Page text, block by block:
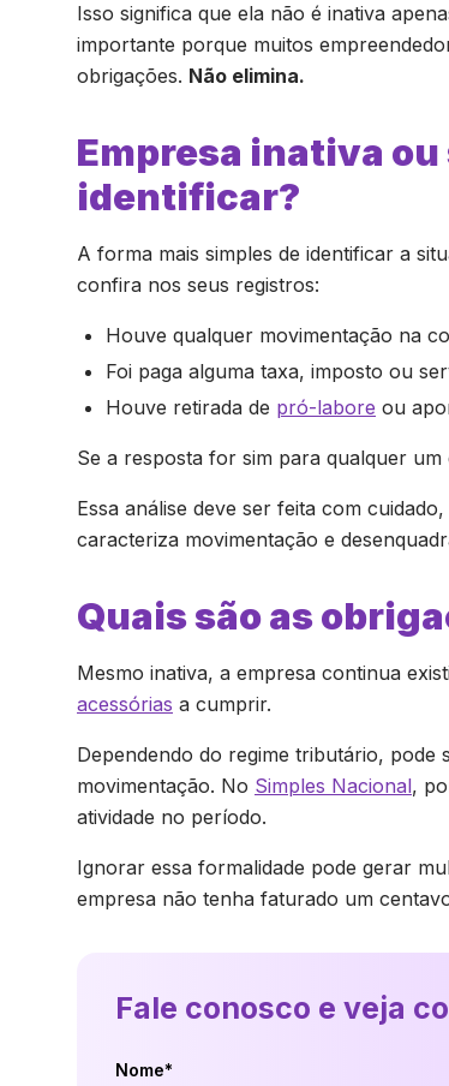
Isso significa que ela não é inativa
importante porque muitos
obrigações. Não elimina.
Empresa inativa
identificar?
A forma mais simples de identificar a
confira nos seus registros:
Houve qualquer movimentação na
Foi paga alguma taxa, imposto ou
Houve retirada de pró-labore ou
Se a resposta for sim para qualquer
Essa análise deve ser feita com
caracteriza movimentação e
Quais são as
Mesmo inativa, a empresa continua
acessórias a cumprir.
Dependendo do regime tributário, pode
movimentação. No Simples Nacional,
atividade no período.
Ignorar essa formalidade pode gerar
empresa não tenha faturado um
Fale conosco e veja
Nome*